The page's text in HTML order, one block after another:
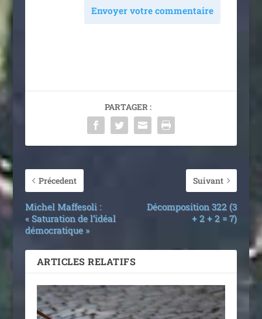
Envoyer votre commentaire
PARTAGER :
Précedent
Michel Maffesoli :
« Saturation de l’idéal
démocratique »
Suivant
Décomposition 322 (3
+ 2 + 2 = 7)
ARTICLES RELATIFS